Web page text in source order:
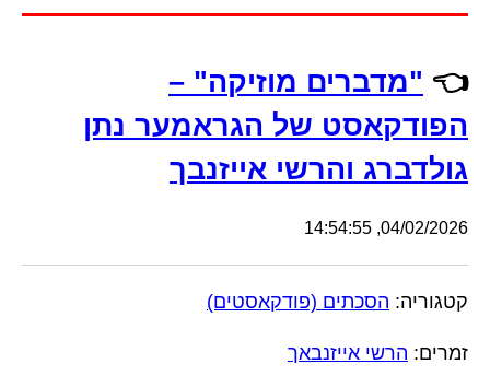
👈 "מדברים מוזיקה" –
הפודקאסט של הגראמער נתן
גולדברג והרשי אייזנבך
04/02/2026, 14:54:55
קטגוריה: הסכתים (פודקאסטים)
זמרים: הרשי אייזנבאך